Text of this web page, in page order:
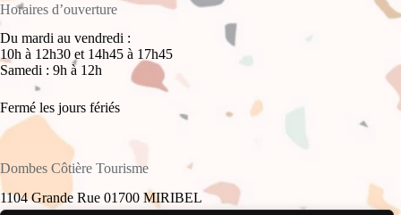
Horaires d’ouverture
Du mardi au vendredi :
10h à 12h30 et 14h45 à 17h45
Samedi : 9h à 12h
Fermé les jours fériés
Dombes Côtière Tourisme
1104 Grande Rue 01700 MIRIBEL